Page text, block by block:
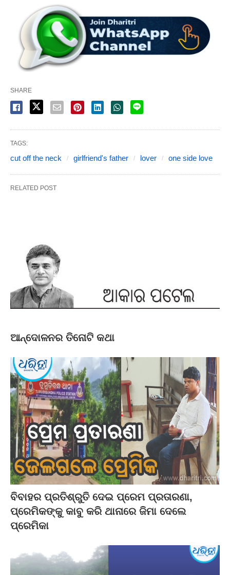
SHARE
TAGS:
cut off the neck girlfriend's father lover one side love
RELATED POST
ଆନ୍ଦୋଳନର ତିନୋଟି କଥା
ବିବାହର ପ୍ରତିଶ୍ରୁତି ଦେଇ ପ୍ରେମ ପ୍ରତାରଣା,
ପ୍ରେମିକଙ୍କୁ କାବୁ କରି ଥାନାରେ ଜିମା ଦେଲେ
ପ୍ରେମିକା